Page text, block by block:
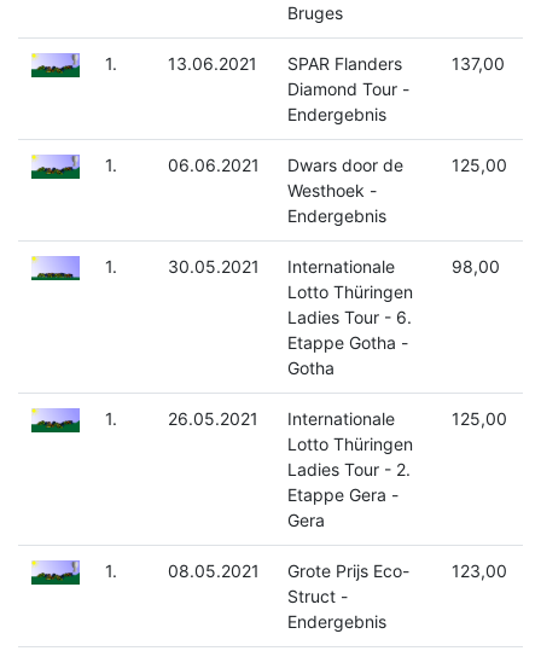
Bruges
1. 13.06.2021
SPAR Flanders
Diamond Tour -
Endergebnis
137,00
1. 06.06.2021
Dwars door de
Westhoek -
Endergebnis
125,00
1. 30.05.2021
Internationale
Lotto Thüringen
Ladies Tour - 6.
Etappe Gotha -
Gotha
98,00
1. 26.05.2021
Internationale
Lotto Thüringen
Ladies Tour - 2.
Etappe Gera -
Gera
125,00
1. 08.05.2021
Grote Prijs Eco-
Struct -
Endergebnis
123,00